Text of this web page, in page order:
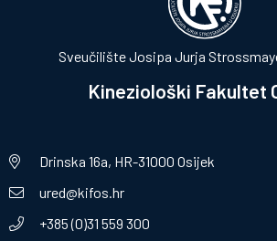
Sveučilište Josipa Jurja
Kineziološki Fakultet
Drinska 16a, HR-31000 Osijek
ured@kifos.hr
+385 (0)31 559 300